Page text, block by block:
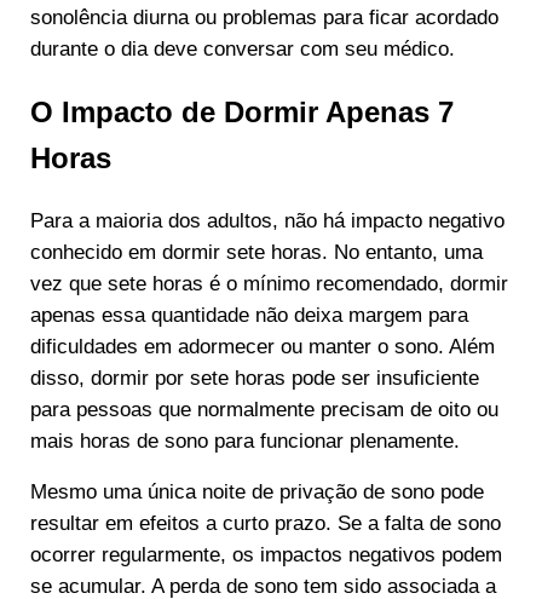
sonolência diurna ou problemas para ficar acordado
durante o dia deve conversar com seu médico.
O Impacto de Dormir Apenas 7
Horas
Para a maioria dos adultos, não há impacto negativo
conhecido em dormir sete horas. No entanto, uma
vez que sete horas é o mínimo recomendado, dormir
apenas essa quantidade não deixa margem para
dificuldades em adormecer ou manter o sono. Além
disso, dormir por sete horas pode ser insuficiente
para pessoas que normalmente precisam de oito ou
mais horas de sono para funcionar plenamente.
Mesmo uma única noite de privação de sono pode
resultar em efeitos a curto prazo. Se a falta de sono
ocorrer regularmente, os impactos negativos podem
se acumular. A perda de sono tem sido associada a